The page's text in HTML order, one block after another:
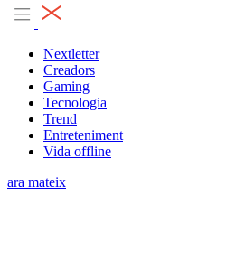
Nextletter
Creadors
Gaming
Tecnologia
Trend
Entreteniment
Vida offline
ara mateix